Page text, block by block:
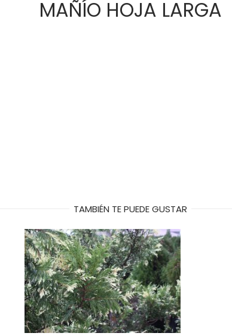
MAÑÍO HOJA LARGA
TAMBIÉN TE PUEDE GUSTAR